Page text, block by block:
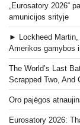
„Eurosatory 2026“
amunicijos srityje
► Lockheed Martin,
Amerikos gamybos
The World’s Last
Scrapped Two, And
Oro pajėgos
Eurosatory 2026: